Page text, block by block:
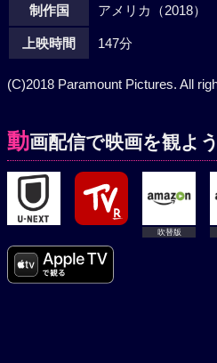
制作国 アメリカ（2018）
上映時間 147分
(C)2018 Paramount Pictures. All
動画配信で映画を観よ
吹替版